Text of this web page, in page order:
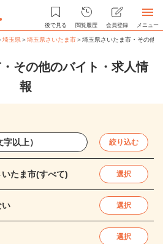
後で見る 閲覧履歴 会員登録 メニュー
埼玉県＞埼玉県さいたま市＞埼玉県さいたま市・その他
その他のバイト・求人情
報
絞り込む
たま市(すべて) 選択
い 選択
選択